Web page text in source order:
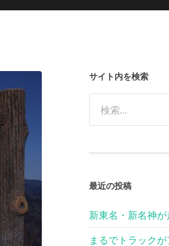
サイト内を検索
最近の投稿
新東名・新名神
まるでトラック